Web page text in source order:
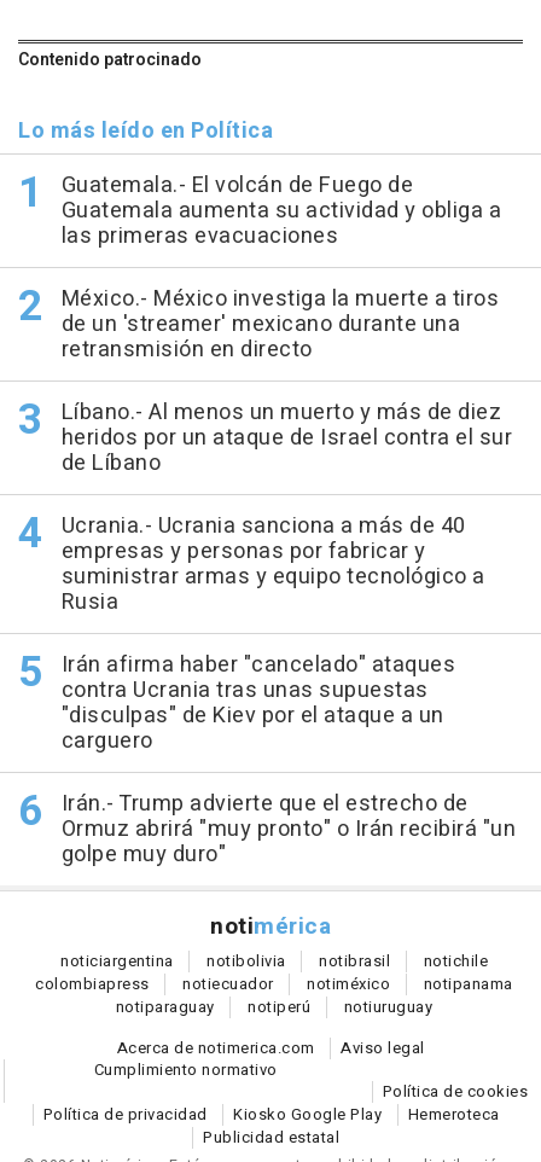
Contenido patrocinado
Lo más leído en Política
Guatemala.- El volcán de Fuego de
Guatemala aumenta su actividad y obliga a
las primeras evacuaciones
México.- México investiga la muerte a tiros
de un 'streamer' mexicano durante una
retransmisión en directo
Líbano.- Al menos un muerto y más de diez
heridos por un ataque de Israel contra el sur
de Líbano
Ucrania.- Ucrania sanciona a más de 40
empresas y personas por fabricar y
suministrar armas y equipo tecnológico a
Rusia
Irán afirma haber "cancelado" ataques
contra Ucrania tras unas supuestas
"disculpas" de Kiev por el ataque a un
carguero
Irán.- Trump advierte que el estrecho de
Ormuz abrirá "muy pronto" o Irán recibirá "un
golpe muy duro"
notimérica
noticiargentina notibolivia notibrasil notichile
colombiapress notiecuador notiméxico notipanama
notiparaguay notiperú notiuruguay
Acerca de notimerica.com
Aviso legal
Cumplimiento normativo
Política de cookies
Política de privacidad
Kiosko Google Play
Hemeroteca
Publicidad estatal